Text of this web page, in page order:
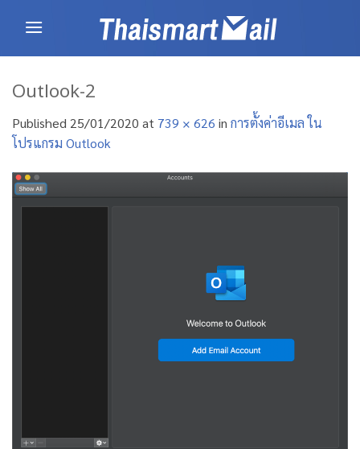
Outlook-2
Published 25/01/2020 at 739 × 626 in การตั้งค่าอีเมล ใน
โปรแกรม Outlook